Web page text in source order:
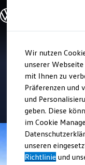
Hauptinhalt
springen
Footer
springen
Modelle und
Modelle
Elektroautos
ENERGY
SUV und CUV
Kombis
Sportwagen
Schnell verfügbare
Angebote und
Aktuelle
E-Auto-
Volkswagen
Verkauf und Service
Autohaus
Tuttlingen
4.7|
Wir nutzen
unserer
mit Ihnen zu
Präferenzen und
und
geben. Diese
im Cookie
unseren
Richtlinie und